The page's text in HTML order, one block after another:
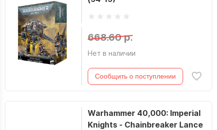
668.60 р.
Нет в наличии
Сообщить о поступлении
Warhammer 40,000: Imperial
Knights - Chainbreaker Lance